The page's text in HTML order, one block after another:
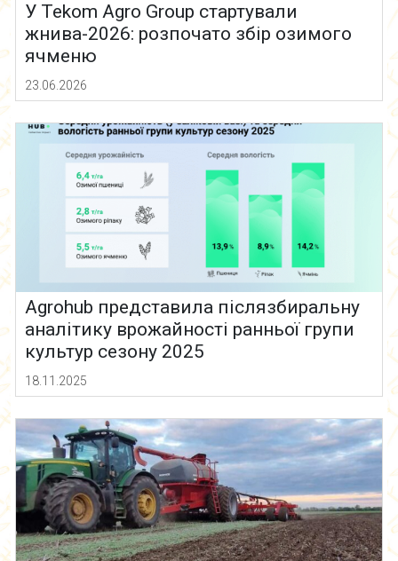
У Tekom Agro Group стартували
жнива-2026: розпочато збір озимого
ячменю
23.06.2026
Agrohub представила післязбиральну
аналітику врожайності ранньої групи
культур сезону 2025
18.11.2025